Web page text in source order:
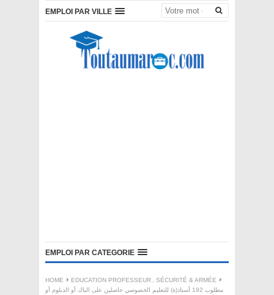
EMPLOI PAR VILLE
EMPLOI PAR CATEGORIE
HOME EDUCATION PROFESSEUR , SÉCURITÉ & ARMÉE
مطلوب 192 أستاذ(ة) للتعليم الخصوصي حاصلين على الباك أو الدبلوم أو